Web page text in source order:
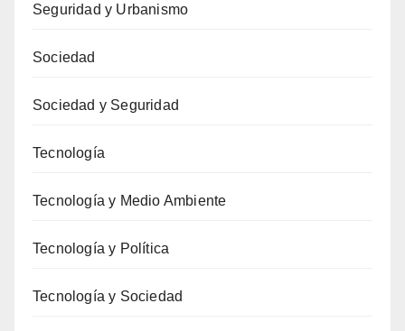
Seguridad y Urbanismo
Sociedad
Sociedad y Seguridad
Tecnología
Tecnología y Medio Ambiente
Tecnología y Política
Tecnología y Sociedad